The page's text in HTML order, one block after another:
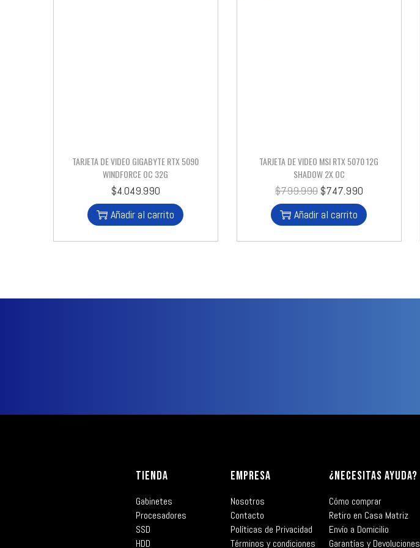
TARJETA DE VIDEO GIGABYTE RTX 5090
WINDFORCE OC 32G
$4.049.990
Añadir al carrito
TARJETA DE VIDEO MSI RTX 5070 12G
SHADOW 2X OC
$799.990 $747.990
Añadir al carrito
TIENDA
Gabinetes
Procesadores
SSD
HDD
EMPRESA
Nosotros
Contacto
Políticas de Privacidad
Términos y condiciones
¿NECESITAS AYUDA?
Cómo comprar
Retiro en Casa Matriz
Envío a Domicilio
Garantías y Devoluciones